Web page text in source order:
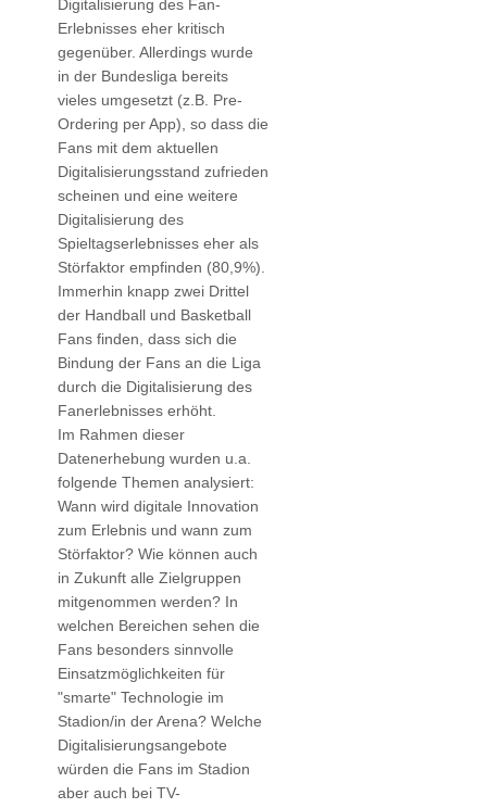
Digitalisierung des Fan-
Erlebnisses eher kritisch
gegenüber. Allerdings wurde
in der Bundesliga bereits
vieles umgesetzt (z.B. Pre-
Ordering per App), so dass die
Fans mit dem aktuellen
Digitalisierungsstand zufrieden
scheinen und eine weitere
Digitalisierung des
Spieltagserlebnisses eher als
Störfaktor empfinden (80,9%).
Immerhin knapp zwei Drittel
der Handball und Basketball
Fans finden, dass sich die
Bindung der Fans an die Liga
durch die Digitalisierung des
Fanerlebnisses erhöht.
Im Rahmen dieser
Datenerhebung wurden u.a.
folgende Themen analysiert:
Wann wird digitale Innovation
zum Erlebnis und wann zum
Störfaktor? Wie können auch
in Zukunft alle Zielgruppen
mitgenommen werden? In
welchen Bereichen sehen die
Fans besonders sinnvolle
Einsatzmöglichkeiten für
"smarte" Technologie im
Stadion/in der Arena? Welche
Digitalisierungsangebote
würden die Fans im Stadion
aber auch bei TV-